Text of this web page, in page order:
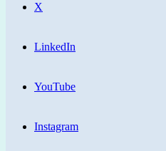
X
LinkedIn
YouTube
Instagram